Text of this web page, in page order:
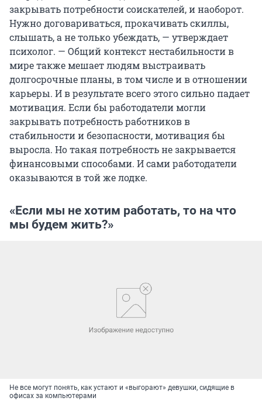
закрывать потребности соискателей, и наоборот.
Нужно договариваться, прокачивать скиллы,
слышать, а не только убеждать, — утверждает
психолог. — Общий контекст нестабильности в
мире также мешает людям выстраивать
долгосрочные планы, в том числе и в отношении
карьеры. И в результате всего этого сильно падает
мотивация. Если бы работодатели могли
закрывать потребность работников в
стабильности и безопасности, мотивация бы
выросла. Но такая потребность не закрывается
финансовыми способами. И сами работодатели
оказываются в той же лодке.
«Если мы не хотим работать, то на что
мы будем жить?»
Не все могут понять, как устают и «выгорают» девушки, сидящие в
офисах за компьютерами